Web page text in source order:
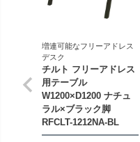
増連可能なフリーアドレス
デスク
チルト フリーアドレス
用テーブル
W1200×D1200 ナチュ
ラル×ブラック脚
RFCLT-1212NA-BL